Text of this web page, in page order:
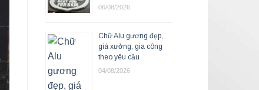
06/08/2026
Chữ Alu gương đẹp,
giá xưởng, gia công
theo yêu cầu
04/08/2026